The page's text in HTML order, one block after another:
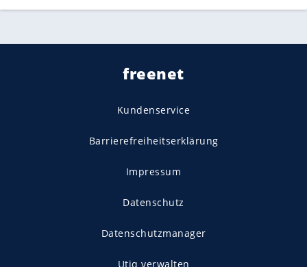
freenet
Kundenservice
Barrierefreiheitserklärung
Impressum
Datenschutz
Datenschutzmanager
Utiq verwalten